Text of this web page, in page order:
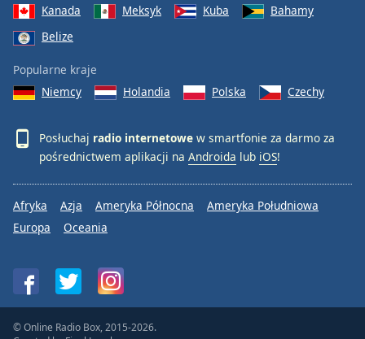
Kanada
Meksyk Kuba
Bahamy
Belize
Popularne kraje
Niemcy
Holandia Polska Czechy
Posłuchaj radio internetowe w smartfonie za darmo za
pośrednictwem aplikacji na Androida lub iOS!
Afryka Azja Ameryka Północna
Ameryka Południowa
Europa
Oceania
© Online Radio Box, 2015-2026.